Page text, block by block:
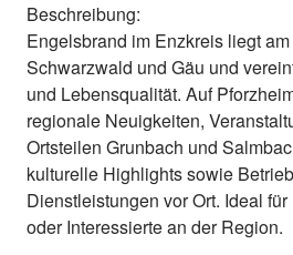
Beschreibung:
Engelsbrand im Enzkreis liegt
Schwarzwald und Gäu und
und Lebensqualität. Auf
regionale Neuigkeiten,
Ortsteilen Grunbach und
kulturelle Highlights sowie
Dienstleistungen vor Ort. Ideal
oder Interessierte an der Region.